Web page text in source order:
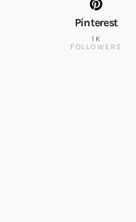
Pinterest
1K
FOLLOWERS